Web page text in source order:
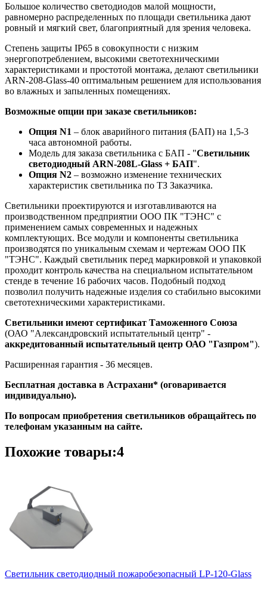
Большое количество светодиодов малой мощности,
равномерно распределенных по площади светильника дают
ровный и мягкий свет, благоприятный для зрения человека.
Степень защиты IP65 в совокупности с низким
энергопотреблением, высокими светотехническими
характеристиками и простотой монтажа, делают светильники
ARN-208-Glass-40 оптимальным решением для использования
во влажных и запыленных помещениях.
Возможные опции при заказе светильников:
Опция N1 – блок аварийного питания (БАП) на 1,5-3
часа автономной работы.
Модель для заказа светильника с БАП - "Светильник
светодиодный ARN-208L-Glass + БАП".
Опция N2 – возможно изменение технических
характеристик светильника по ТЗ Заказчика.
Светильники проектируются и изготавливаются на
производственном предприятии ООО ПК "ТЭНС" с
применением самых современных и надежных
комплектующих. Все модули и компоненты светильника
производятся по уникальным схемам и чертежам ООО ПК
"ТЭНС". Каждый светильник перед маркировкой и упаковкой
проходит контроль качества на специальном испытательном
стенде в течение 16 рабочих часов. Подобный подход
позволил получить надежные изделия со стабильно высокими
светотехническими характеристиками.
Светильники имеют сертификат Таможенного Союза
(ОАО "Александровский испытательный центр" -
аккредитованный испытательный центр ОАО "Газпром").
Расширенная гарантия - 36 месяцев.
Бесплатная доставка в Астрахани* (оговаривается
индивидуально).
По вопросам приобретения светильников обращайтесь по
телефонам указанным на сайте.
Похожие товары:4
Светильник светодиодный пожаробезопасный LP-120-Glass